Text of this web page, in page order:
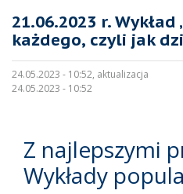
21.06.2023 r.
każdego, czyli jak
24.05.2023 - 10:52, aktualizacja
24.05.2023 - 10:52
Z najlepszymi
Wykłady